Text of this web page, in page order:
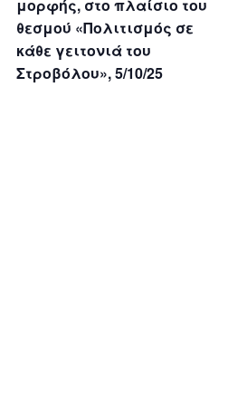
μορφής, στο πλαίσιο του
θεσμού «Πολιτισμός σε
κάθε γειτονιά του
Στροβόλου», 5/10/25